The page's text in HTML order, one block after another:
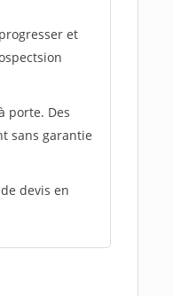
et
porte. Des
sans garantie
devis en